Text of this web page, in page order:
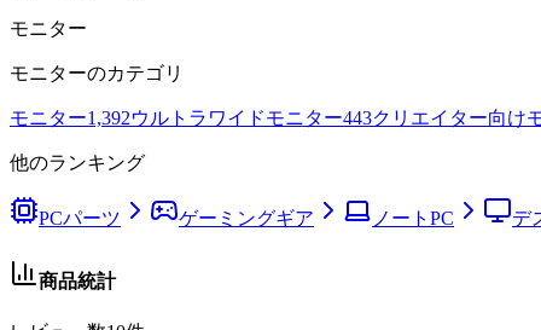
モニター
モニターのカテゴリ
モニター1,392ウルトラワイドモニター443クリエイター向け
他のランキング
PCパーツ ゲーミングギア ノートPC デ
商品統計